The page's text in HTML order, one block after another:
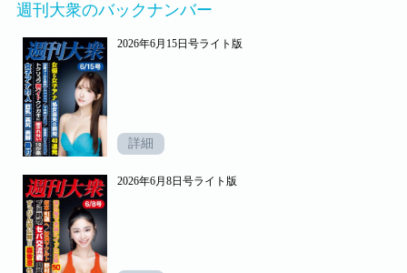
週刊大衆のバックナンバー
2026年6月15日号ライト版
詳細
2026年6月8日号ライト版